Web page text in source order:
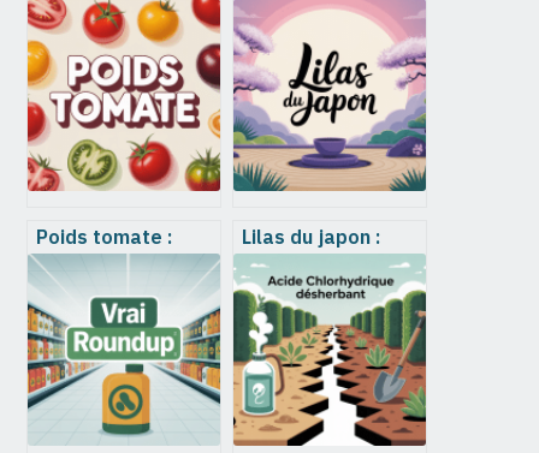
Poids tomate :
repères pratiques,
rendements et
calibres à
connaître
Lilas du japon :
plantation,
entretien et
floraison
expliqués
simplement